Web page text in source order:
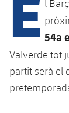
més
SUB13
SUB12
SUB11
SUB11
Base
Junior
Cadet
més
l
54a
Valverde tot
partit serà el